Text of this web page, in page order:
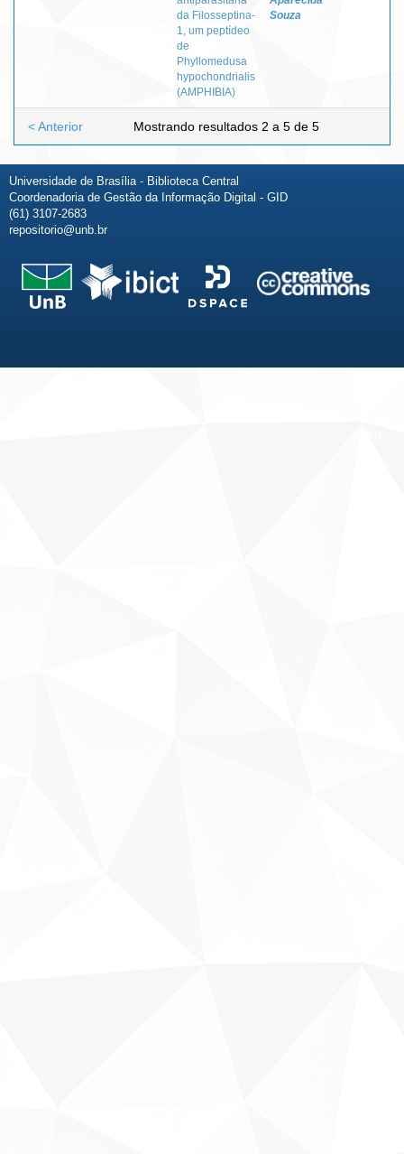
da Filosseptina-
1, um peptídeo
de
Phyllomedusa
hypochondrialis
(AMPHIBIA)
Souza
Mostrando resultados 2 a 5 de 5
< Anterior
Universidade de Brasília - Biblioteca Central
Coordenadoria de Gestão da Informação Digital - GID
(61) 3107-2683
repositorio@unb.br